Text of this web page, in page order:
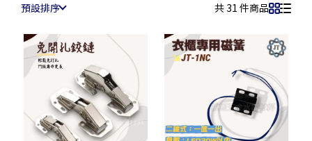
預設排序 共 31 件商品